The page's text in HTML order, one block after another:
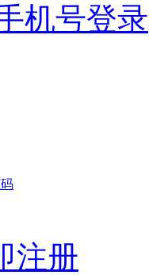
机号登录
注册